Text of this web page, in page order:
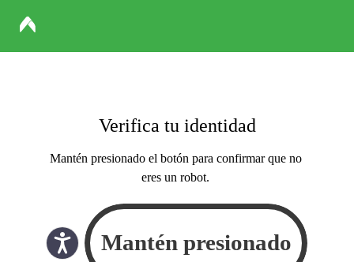
Verifica tu identidad
Mantén presionado el botón para confirmar que no
eres un robot.